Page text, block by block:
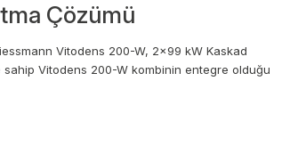
Çözümü
Vitodens 200-W, 2x99 kW Kaskad
sahip Vitodens 200-W kombinin entegre olduğu